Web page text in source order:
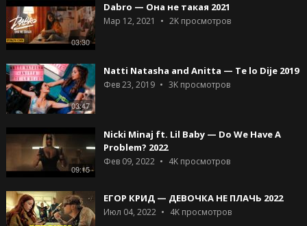
03:30
Dabro — Она не такая 2021
Мар 12, 2021 2Kпросмотров
03:47
Natti Natasha and Anitta — Te lo Dije 2019
Фев 23, 2019 3Kпросмотров
09:15
Nicki Minaj ft. Lil Baby — Do We Have A
Problem? 2022
Фев 09, 2022 4Kпросмотров
ЕГОР КРИД — ДЕВОЧКА НЕ ПЛАЧЬ 2022
Июл 04, 2022 4Kпросмотров